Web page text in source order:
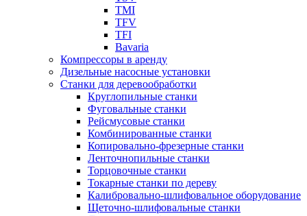
TMI
TFV
TFI
Bavaria
Компрессоры в аренду
Дизельные насосные установки
Станки для деревообработки
Круглопильные станки
Фуговальные станки
Рейсмусовые станки
Комбинированные станки
Копировально-фрезерные станки
Ленточнопильные станки
Торцовочные станки
Токарные станки по дереву
Калибровально-шлифовальное оборудование
Щеточно-шлифовальные станки